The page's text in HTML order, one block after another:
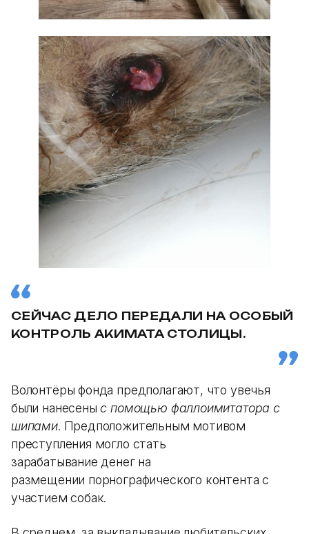
СЕЙЧАС ДЕЛО ПЕРЕДАЛИ НА ОСОБЫЙ
КОНТРОЛЬ АКИМАТА СТОЛИЦЫ.
Волонтёры фонда предполагают, что увечья
были нанесеныс помощью фаллоимитатора с
шипами. Предположительным мотивом
преступления могло стать
зарабатывание денег на
размещении порнографического контента с
участием собак.